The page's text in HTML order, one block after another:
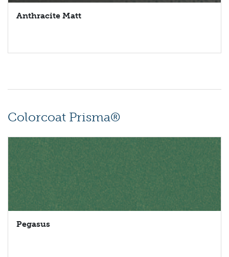
Anthracite Matt
Colorcoat Prisma®
Pegasus